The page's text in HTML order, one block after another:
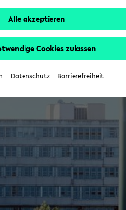
Alle akzeptieren
Cookies zulassen
Datenschutz Barrierefreiheit